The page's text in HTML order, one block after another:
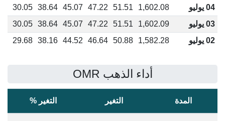
04 يوليو
1,602.08
51.51
47.22
45.07
38.64
30.05
03 يوليو
1,602.09
51.51
47.22
45.07
38.64
30.05
02 يوليو
1,582.28
50.88
46.64
44.52
38.16
29.68
أداء الذهب OMR
المدة التغير التغير %